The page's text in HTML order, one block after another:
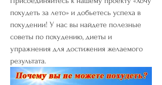
похудеть за лето» и добьетесь успеха в
похудении! У нас вы найдете полезные
советы по похудению, диеты и
упражнения для достижения желаемого
результата.